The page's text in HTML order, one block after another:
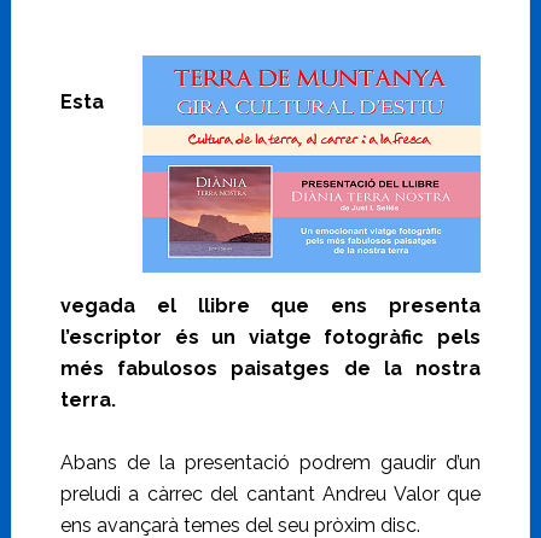
Esta
vegada el llibre que ens presenta
l’escriptor és un viatge fotogràfic pels
més fabulosos paisatges de la nostra
terra.
Abans de la presentació podrem gaudir d’un
preludi a càrrec del cantant Andreu Valor que
ens avançarà temes del seu pròxim disc.